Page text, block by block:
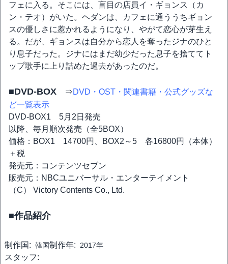
フェに入る。そこには、盲目の店員イ・ギョンス（カ
ン・テオ）がいた。ヘダンは、カフェに通ううちギョン
スの優しさに惹かれるようになり、やがて恋心が芽生え
る。だが、ギョンスは自分から恋人を奪ったジナのひと
り息子だった。ジナにはまだ幼少だった息子を捨ててト
ップ歌手に上り詰めた過去があったのだ。
■DVD-BOX ⇒DVD・OST・関連書籍・公式グッズな
ど一覧表示
DVD-BOX1 5月2日発売
以降、毎月順次発売（全5BOX）
価格：BOX1 14700円、BOX2～5 各16800円（本体）
＋税
発売元：コンテンツセブン
販売元：NBCユニバーサル・エンターテイメント
（C） Victory Contents Co., Ltd.
■作品紹介
制作国: 韓国制作年: 2017年
スタッフ: